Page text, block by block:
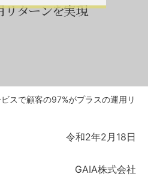
リターンを実現
スで顧客の97%がプラスの運用リ
令和2年2月18日
GAIA株式会社